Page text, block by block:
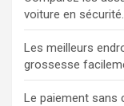
voiture en sécurité.
Les meilleurs
grossesse
Le paiement sans